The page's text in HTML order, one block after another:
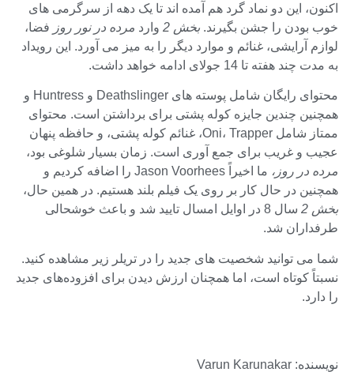
اکنون، این دو نماد گرد هم آمده اند تا یک دهه از سرگرمی های
خوب بودن را جشن بگیرند. بخش 2 وارد مرده در نور روز فضا،
لوازم آرایشی، غنائم و موارد دیگر را به میز می آورد. این رویداد
به مدت چند هفته تا 14 جولای ادامه خواهد داشت.
محتوای رایگان شامل پوسته های Deathslinger و Huntress و
همچنین چندین جایزه کوله پشتی برای برداشتن است. محتوای
ممتاز شامل Oni، Trapper، غنائم کوله پشتی، و حافظه پنهان
عجیب و غریب برای جمع آوری است. زمان بسیار شلوغی بود،
مرده در روز،
ما اخیراً Jason Voorhees را اضافه کردیم و
همچنین در حال کار بر روی یک فیلم بلند هستیم. در همین حال،
بخش 2
سال 8 در اوایل امسال تایید شد و باعث خوشحالی
طرفداران شد.
شما می توانید شخصیت های جدید را در تریلر زیر مشاهده کنید.
نسبتاً کوتاه است، اما همچنان ارزش دیدن برای افزوده‌های جدید
را دارد.
نویسنده: Varun Karunakar